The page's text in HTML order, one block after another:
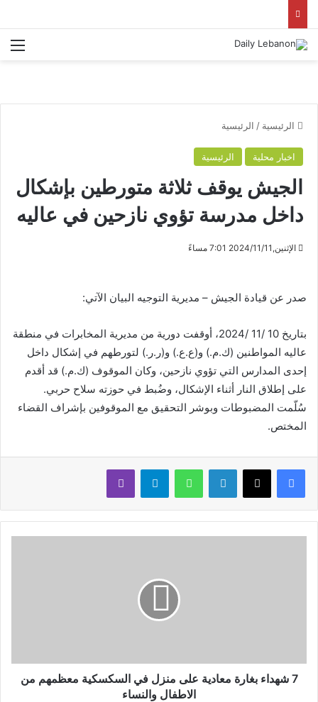
الرئيسية / الرئيسية
اخبار محلية الرئيسية
الجيش يوقف ثلاثة متورطين بإشكال
داخل مدرسة تؤوي نازحين في عاليه
الإثنين,2024/11/11 7:01 مساءً
صدر عن قيادة الجيش – مديرية التوجيه البيان الآتي:
بتاريخ 10 /11 /2024، أوقفت دورية من مديرية المخابرات في منطقة
عاليه المواطنين (ك.م.) و(ع.ع.) و(ر.ر.) لتورطهم في إشكال داخل
إحدى المدارس التي تؤوي نازحين، وكان الموقوف (ك.م.) قد أقدم
على إطلاق النار أثناء الإشكال، وضُبط في حوزته سلاح حربي.
سُلّمت المضبوطات وبوشر التحقيق مع الموقوفين بإشراف القضاء
المختص.
لينكدإن واتساب تيلقرام ڤايبر
7 شهداء بغارة معادية على منزل في السكسكية معظمهم من
الاطفال والنساء